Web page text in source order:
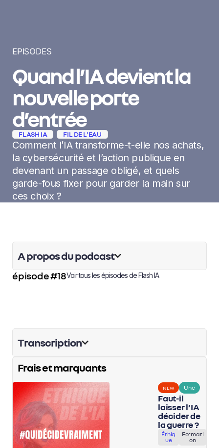
EPISODES
Quand l’IA devient la
nouvelle porte
d’entrée
FLASH IA FIL DE L'EAU
Comment l’IA transforme-t-elle nos achats,
la cybersécurité et l’action publique en
devenant un passage obligé, et quels
garde-fous fixer pour garder la main sur
ces choix ?
A propos du podcast
épisode #18Voir tous les épisodes deFlash IA
Transcription
Frais et marquants
NEW Une
Faut-il
laisser l’IA
décider de
la guerre ?
Éthiq
ue
Formati
on